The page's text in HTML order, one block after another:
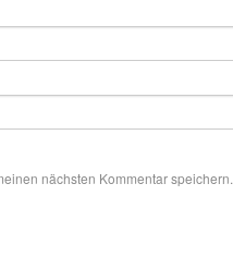
nächsten Kommentar speichern.